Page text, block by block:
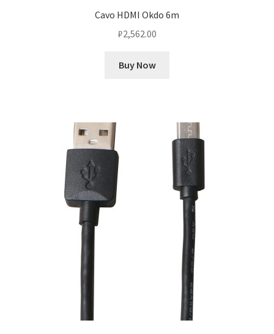
Cavo HDMI Okdo 6m
₽2,562.00
Buy Now